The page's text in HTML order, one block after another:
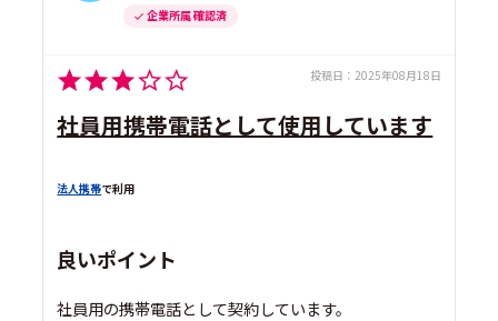
企業所属 確認済
投稿日： 2025年08月18日
社員用携帯電話として使用しています
法人携帯で利用
良いポイント
社員用の携帯電話として契約しています。